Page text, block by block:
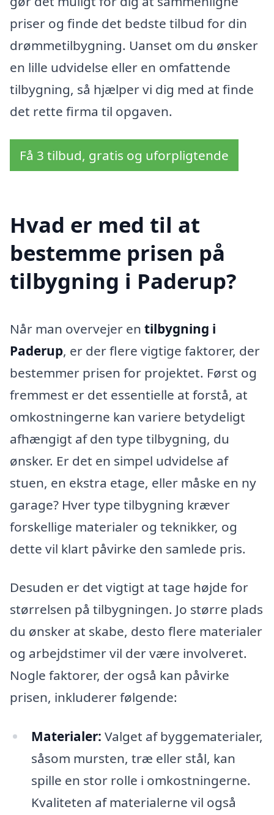
priser og finde det bedste tilbud for din
drømmetilbygning. Uanset om du ønsker
en lille udvidelse eller en omfattende
tilbygning, så hjælper vi dig med at finde
det rette firma til opgaven.
Få 3 tilbud, gratis og uforpligtende
Hvad er med til at
bestemme prisen på
tilbygning i Paderup?
Når man overvejer en tilbygning i
Paderup, er der flere vigtige faktorer, der
bestemmer prisen for projektet. Først og
fremmest er det essentielle at forstå, at
omkostningerne kan variere betydeligt
afhængigt af den type tilbygning, du
ønsker. Er det en simpel udvidelse af
stuen, en ekstra etage, eller måske en ny
garage? Hver type tilbygning kræver
forskellige materialer og teknikker, og
dette vil klart påvirke den samlede pris.
Desuden er det vigtigt at tage højde for
størrelsen på tilbygningen. Jo større plads
du ønsker at skabe, desto flere materialer
og arbejdstimer vil der være involveret.
Nogle faktorer, der også kan påvirke
prisen, inkluderer følgende:
Materialer: Valget af byggematerialer,
såsom mursten, træ eller stål, kan
spille en stor rolle i omkostningerne.
Kvaliteten af materialerne vil også